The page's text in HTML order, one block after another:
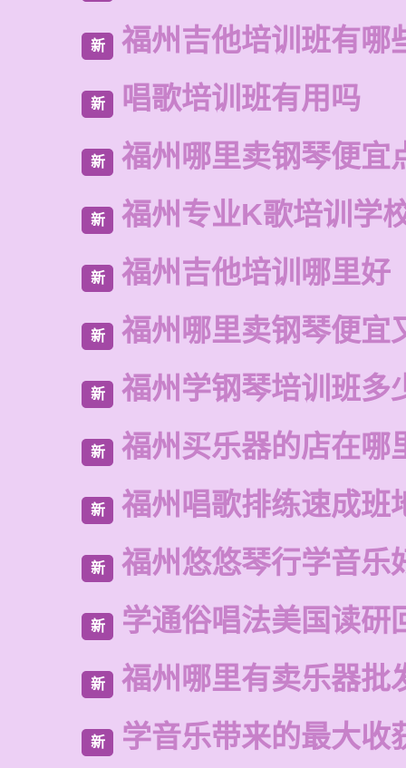
新 福州吉他培训班有哪
新 唱歌培训班有用吗
新 福州哪里卖钢琴便宜
新 福州专业K歌培训学
新 福州吉他培训哪里好
新 福州哪里卖钢琴便宜
新 福州学钢琴培训班多
新 福州买乐器的店在哪
新 福州唱歌排练速成班
新 福州悠悠琴行学音乐
新 学通俗唱法美国读研
新 福州哪里有卖乐器批
新 学音乐带来的最大收